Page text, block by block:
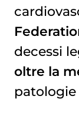
decessi
oltre la
patologie